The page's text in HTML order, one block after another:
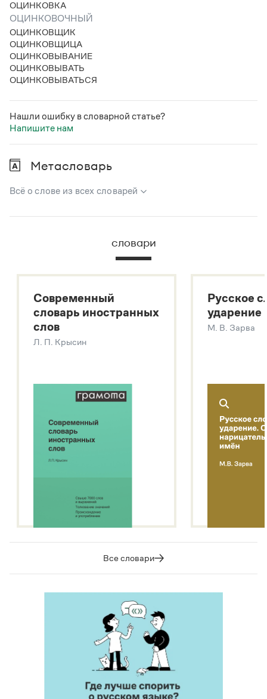
Статьи
Монологи
Интервью
Лекции и подкасты
Рекомендуем
Учебник Грамоты
Правила русского языка: от азов до тонкостей
Издательство
ОЦИНКОВКА
ОЦИНКОВОЧНЫЙ
ОЦИНКОВЩИК
ОЦИНКОВЩИЦА
ОЦИНКОВЫВАНИЕ
ОЦИНКОВЫВАТЬ
ОЦИНКОВЫВАТЬСЯ
Нашли ошибку в словарной статье?
Напишите нам
Метасловарь
Всё о слове из всех словарей
В метасловаре Грамоты в удобном виде собрана вся
Русский орфографический словарь
Большой толковый словарь русских глаголов
Современный словарь иностранных слов
Звук – технология синтеза платформы
SaluteSpeech
словари
Современный
словарь иностранных
слов
Л. П. Крысин
Русское
ударение
М. В. Зарва
Все словари